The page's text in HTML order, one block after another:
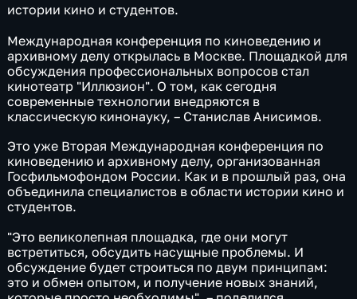
истории кино и студентов.
Международная конференция по киноведению и
архивному делу открылась в Москве. Площадкой для
обсуждения профессиональных вопросов стал
кинотеатр "Иллюзион". О том, как сегодня
современные технологии внедряются в
классическую кинонауку, – Станислав Анисимов.
Это уже Вторая Международная конференция по
киноведению и архивному делу, организованная
Госфильмофондом России. Как и в прошлый раз, она
объединила специалистов в области истории кино и
студентов.
"Это великолепная площадка, где они могут
встретиться, обсудить насущные проблемы. И
обсуждение будет строиться по двум принципам:
это и обмен опытом, и получение новых знаний,